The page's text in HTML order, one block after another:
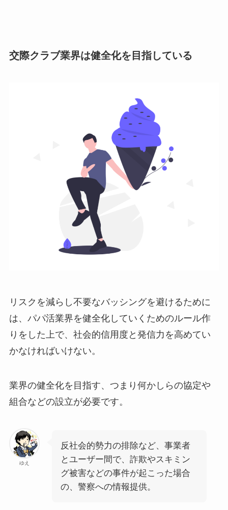
交際クラブ業界は健全化を目指している
リスクを減らし不要なバッシングを避けるために
は、パパ活業界を健全化していくためのルール作
りをした上で、社会的信用度と発信力を高めてい
かなければいけない。
業界の健全化を目指す、つまり何かしらの協定や
組合などの設立が必要です。
ゆえ
反社会的勢力の排除など、事業者
とユーザー間で、詐欺やスキミン
グ被害などの事件が起こった場合
の、警察への情報提供。